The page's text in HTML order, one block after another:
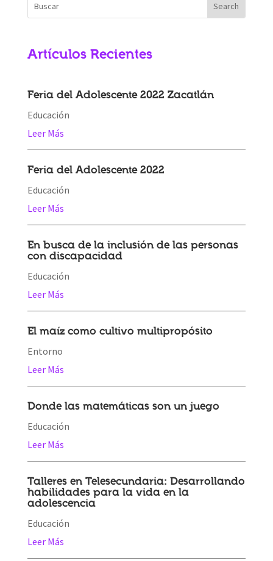
Artículos Recientes
Feria del Adolescente 2022 Zacatlán
Educación
Leer Más
Feria del Adolescente 2022
Educación
Leer Más
En busca de la inclusión de las personas
con discapacidad
Educación
Leer Más
El maíz como cultivo multipropósito
Entorno
Leer Más
Donde las matemáticas son un juego
Educación
Leer Más
Talleres en Telesecundaria: Desarrollando
habilidades para la vida en la
adolescencia
Educación
Leer Más